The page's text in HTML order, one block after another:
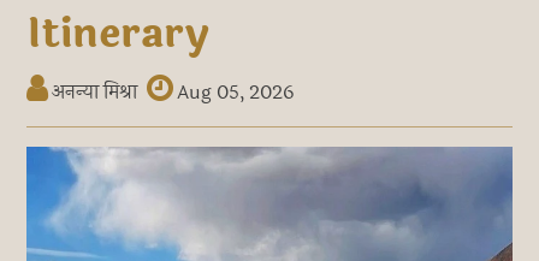
Itinerary
अनन्या मिश्रा Aug 05, 2026